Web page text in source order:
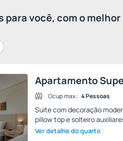
para você, com o
Apartamento
Ocup.max.: 4 Pessoas
Suíte com decoração
pillow top e solteiro
Ver detalhe do quarto